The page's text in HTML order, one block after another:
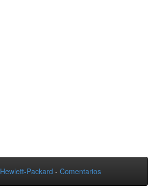
Hewlett-Packard - Comentarios